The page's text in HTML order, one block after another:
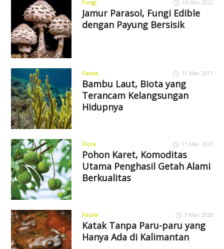
Fungi 18 Mei 2022
Jamur Parasol, Fungi Edible
dengan Payung Bersisik
Fauna 31 Mar 2017
Bambu Laut, Biota yang
Terancam Kelangsungan
Hidupnya
Flora 11 Mar 2021
Pohon Karet, Komoditas
Utama Penghasil Getah Alami
Berkualitas
Fauna 9 Mar 2020
Katak Tanpa Paru-paru yang
Hanya Ada di Kalimantan